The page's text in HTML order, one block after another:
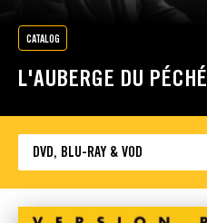
CATALOG
L'AUBERGE DU PÉCHÉ
DVD, BLU-RAY & VOD